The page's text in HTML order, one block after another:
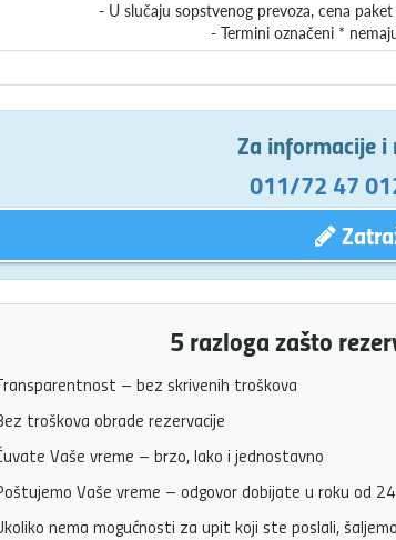
- U slučaju sopstvenog prevoza, cena
- Termini označeni *
Za informacije i
011/72 47
5 razloga zašto
– bez skrivenih troškova
troškova obrade rezervacije
Vaše vreme – brzo, lako i jednostavno
Vaše vreme – odgovor dobijate u roku od
nema mogućnosti za upit koji ste poslali,